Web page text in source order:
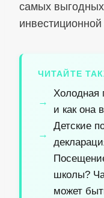
самых выгодных
инвестиционной
ЧИТАЙТЕ
Холодная
и как она
Детские
школы?
может